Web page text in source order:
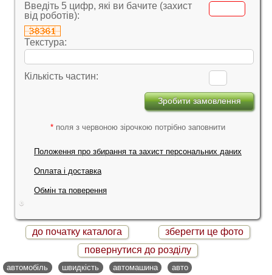
Введіть 5 цифр, які ви бачите (захист
від роботів):
Текстура:
Кількість частин:
* поля з червоною зірочкою потрібно заповнити
Положення про збирання та захист персональних даних
Оплата і доставка
Обмін та поверення
до початку каталога
зберегти це фото
повернутися до розділу
автомобіль швидкість автомашина авто